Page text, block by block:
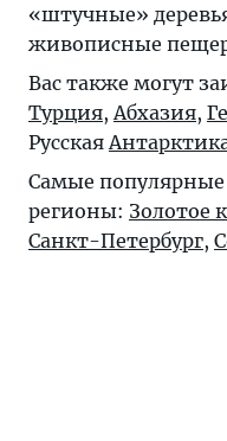
«штучные»
живописные
Вас также могут
Турция, Абхазия,
Русская
Самые популярные
регионы: Золотое
Санкт-Петербург,